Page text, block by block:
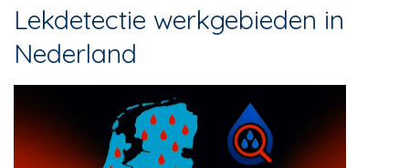
Lekdetectie werkgebieden in
Nederland